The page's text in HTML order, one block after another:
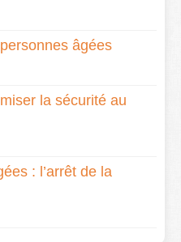
âgées
la sécurité au
: l’arrêt de la